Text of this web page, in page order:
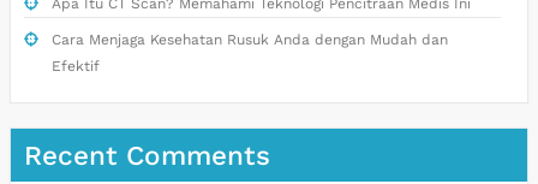
Cara Menjaga Kesehatan Rusuk Anda dengan Mudah dan
Efektif
Recent Comments